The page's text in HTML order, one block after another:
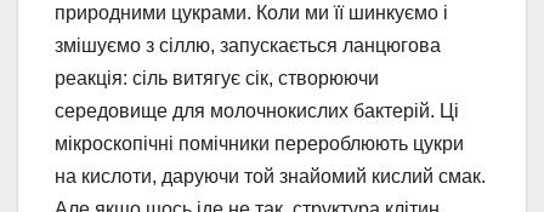
природними цукрами. Коли ми її шинкуємо і
змішуємо з сіллю, запускається ланцюгова
реакція: сіль витягує сік, створюючи
середовище для молочнокислих бактерій. Ці
мікроскопічні помічники перероблюють цукри
на кислоти, даруючи той знайомий кислий смак.